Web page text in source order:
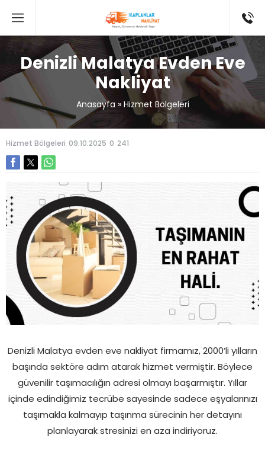
Denizli Malatya Evden Eve
Nakliyat
Anasayfa» Hizmet Bölgeleri
Hizmet Bölgeleri 09.10.2025 0 241
Denizli Malatya evden eve nakliyat firmamız, 2000’li yılların
başında sektöre adım atarak hizmet vermiştir. Böylece
güvenilir taşımacılığın adresi olmayı başarmıştır. Yıllar
içinde edindiğimiz tecrübe sayesinde sadece eşyalarınızı
taşımakla kalmayıp taşınma sürecinin her detayını
planlayarak stresinizi en aza indiriyoruz.